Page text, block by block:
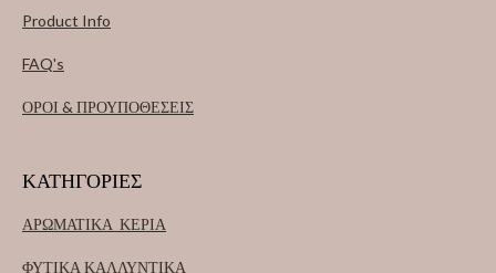
Product Info
FAQ's
ΟΡΟΙ & ΠΡΟΥΠΟΘΕΣΕΙΣ
ΚΑΤΗΓΟΡΙΕΣ
ΑΡΩΜΑΤΙΚΑ ΚΕΡΙΑ
ΦΥΤΙΚΑ ΚΑΛΛΥΝΤΙΚΑ